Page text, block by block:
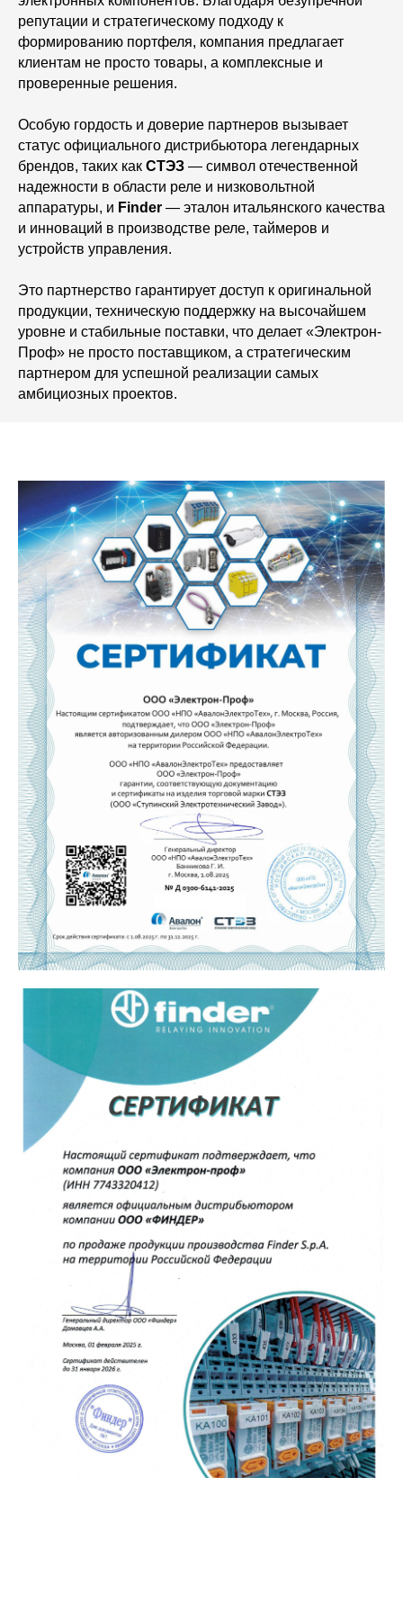
репутации и стратегическому подходу к
формированию портфеля, компания предлагает
клиентам не просто товары, а комплексные и
проверенные решения.
Особую гордость и доверие партнеров вызывает
статус официального дистрибьютора легендарных
брендов, таких как СТЭЗ — символ отечественной
надежности в области реле и низковольтной
аппаратуры, и Finder — эталон итальянского качества
и инноваций в производстве реле, таймеров и
устройств управления.
Это партнерство гарантирует доступ к оригинальной
продукции, техническую поддержку на высочайшем
уровне и стабильные поставки, что делает «Электрон-
Проф» не просто поставщиком, а стратегическим
партнером для успешной реализации самых
амбициозных проектов.